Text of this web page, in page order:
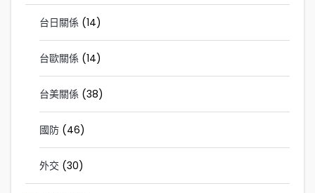
台日關係 (14)
台歐關係 (14)
台美關係 (38)
國防 (46)
外交 (30)